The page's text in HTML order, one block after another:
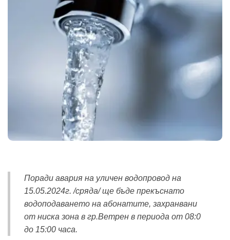
Поради авария на уличен водопровод на
15.05.2024г. /сряда/ ще бъде прекъснато
водоподаването на абонатите, захранвани
от ниска зона в гр.Ветрен в периода от 08:0
до 15:00 часа.